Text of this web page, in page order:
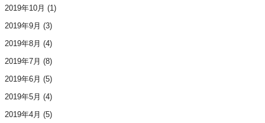
2019年10月 (1)
2019年9月 (3)
2019年8月 (4)
2019年7月 (8)
2019年6月 (5)
2019年5月 (4)
2019年4月 (5)